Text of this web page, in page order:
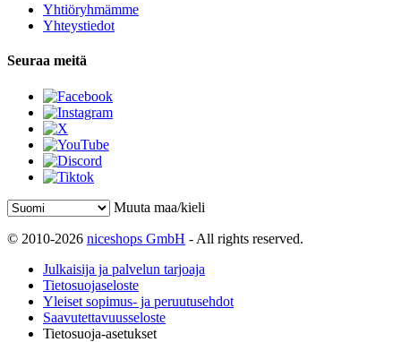
Yhtiöryhmämme
Yhteystiedot
Seuraa meitä
Muuta maa/kieli
© 2010-2026 niceshops GmbH - All rights reserved.
Julkaisija ja palvelun tarjoaja
Tietosuojaseloste
Yleiset sopimus- ja peruutusehdot
Saavutettavuusseloste
Tietosuoja-asetukset